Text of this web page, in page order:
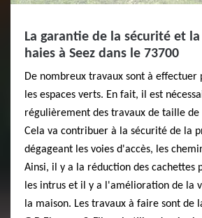
La garantie de la sécurité et
haies à Seez dans le 73700
De nombreux travaux sont à effectuer
les espaces verts. En fait, il est
régulièrement des travaux de taille de
Cela va contribuer à la sécurité de la
dégageant les voies d'accès, les
Ainsi, il y a la réduction des cachettes
les intrus et il y a l'amélioration de la
la maison. Les travaux à faire sont de